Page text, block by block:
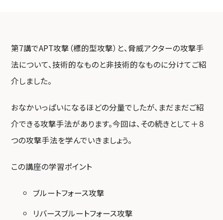
第7講でAPT攻撃（標的型攻撃）と、脅威アクターの攻撃手
法について、技術的なものと非技術的なものに分けてご紹
介しました。
おなかいっぱいになるほどの分量でしたが、まだまだご紹
介できる攻撃手法があります。今回は、その続きとして＋８
つの攻撃手法を学んでいきましょう。
この講座の学習ポイント
ブルートフォース攻撃
リバースブルートフォース攻撃